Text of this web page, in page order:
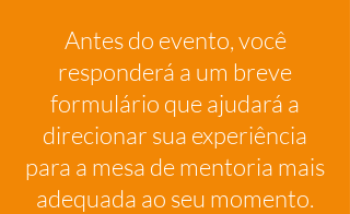
Antes do evento, você
responderá a um breve
formulário que ajudará a
direcionar sua experiência
para a mesa de mentoria mais
adequada ao seu momento.